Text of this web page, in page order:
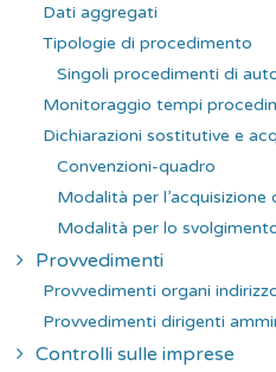
Dati aggregati
Tipologie di procedimento
Singoli procedimenti di
Monitoraggio tempi
Dichiarazioni sostitutive e
Convenzioni-quadro
Modalità per l’acquisizione
Modalità per lo
Provvedimenti
Provvedimenti organi
Provvedimenti dirigenti
Controlli sulle imprese